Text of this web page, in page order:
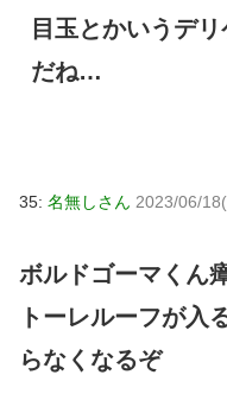
目玉とかいうデ
だね…
35: 名無しさん 2023/06/
ボルドゴーマくん
トーレルーフが入
らなくなるぞ